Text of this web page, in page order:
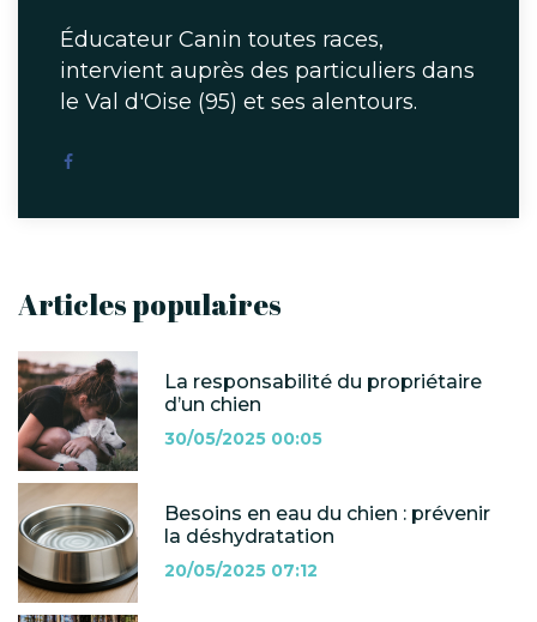
Éducateur Canin toutes races,
intervient auprès des particuliers dans
le Val d'Oise (95) et ses alentours.
Articles populaires
La responsabilité du propriétaire
d’un chien
30/05/2025 00:05
Besoins en eau du chien : prévenir
la déshydratation
20/05/2025 07:12